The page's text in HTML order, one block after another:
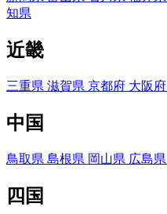
知県
近畿
三重県 滋賀県 京都府 大阪府
中国
鳥取県 島根県 岡山県 広島県
四国